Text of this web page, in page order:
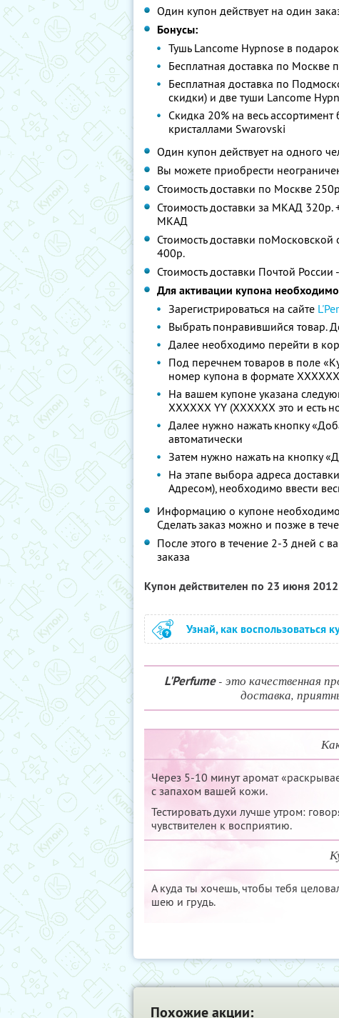
Один купон действует на один
Бонусы:
Тушь Lancome Hypnose в
Бесплатная доставка по Москве
Бесплатная доставка по
скидки) и две туши Lancome
Скидка 20% на весь
кристаллами Swarovski
Один купон действует на одного
Вы можете приобрести
Стоимость доставки по Москве
Стоимость доставки за МКАД
МКАД
Стоимость доставки поМосковской
400р.
Стоимость доставки Почтой России
Для активации купона
Зарегистрироваться на сайте
Выбрать понравившийся товар.
Далее необходимо перейти в
Под перечнем товаров в поле
номер купона в формате
На вашем купоне указана
XXXXXX YY (XXXXXX это и есть
Далее нужно нажать кнопку
автоматически
Затем нужно нажать на кнопку
На этапе выбора адреса
Адресом), необходимо ввести
Информацию о купоне необходимо
Сделать заказ можно и позже в
После этого в течение 2-3 дней с
заказа
Купон действителен по 23 июня
Узнай, как воспользоваться
L'Perfume- это качественная
доставка,
Через 5-10 минут аромат
с запахом вашей кожи.
Тестировать духи лучше утром:
чувствителен к восприятию.
А куда ты хочешь, чтобы тебя
шею и грудь.
Похожие акции: